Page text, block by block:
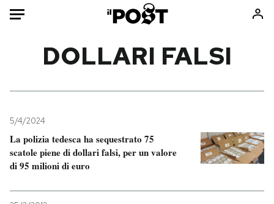
Mondo
Politica
Tecnologia
Internet
Scienza
Consumismi
Storie/Idee
Media
DOLLARI FALSI
5/4/2024
La polizia tedesca ha sequestrato 75
scatole piene di dollari falsi, per un valore
di 95 milioni di euro